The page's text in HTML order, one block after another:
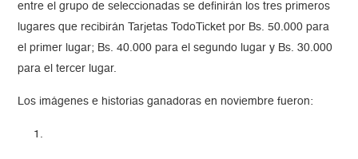
entre el grupo de seleccionadas se definirán los tres primeros
lugares que recibirán Tarjetas TodoTicket por Bs. 50.000 para
el primer lugar; Bs. 40.000 para el segundo lugar y Bs. 30.000
para el tercer lugar.
Los imágenes e historias ganadoras en noviembre fueron: